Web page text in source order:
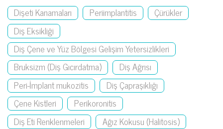
Dişeti Kanamaları Periimplantitis
Çürükler
Diş Eksikliği
Diş Çene ve Yüz Bölgesi Gelişim Yetersizlikleri
Bruksizm (Diş Gıcırdatma)
Diş Ağrısı
Peri-İmplant mukozitis
Diş Çapraşıklığı
Çene Kistleri
Perikoronitis
Diş Eti Renklenmeleri
Ağız Kokusu (Halitosis)